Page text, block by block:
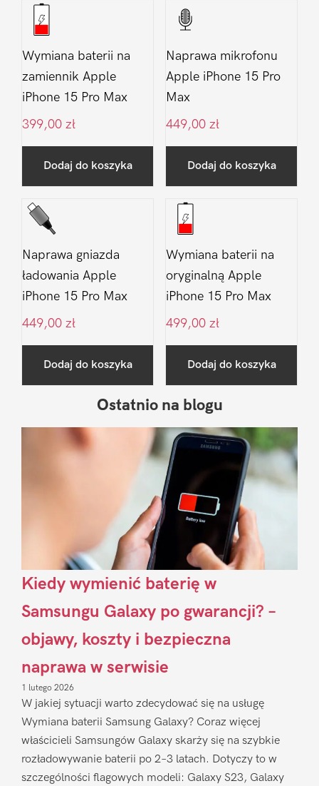
Wymiana baterii na
zamiennik Apple
iPhone 15 Pro Max
399,00 zł
Dodaj do koszyka
Naprawa mikrofonu
Apple iPhone 15 Pro
Max
449,00 zł
Dodaj do koszyka
Naprawa gniazda
ładowania Apple
iPhone 15 Pro Max
449,00 zł
Dodaj do koszyka
Wymiana baterii na
oryginalną Apple
iPhone 15 Pro Max
499,00 zł
Dodaj do koszyka
Sidebar
Ostatnio na blogu
Kiedy wymienić baterię w
Samsungu Galaxy po gwarancji? –
objawy, koszty i bezpieczna
naprawa w serwisie
1 lutego 2026
W jakiej sytuacji warto zdecydować się na usługę
Wymiana baterii Samsung Galaxy? Coraz więcej
właścicieli Samsungów Galaxy skarży się na szybkie
rozładowywanie baterii po 2–3 latach. Dotyczy to w
szczególności flagowych modeli: Galaxy S23, Galaxy